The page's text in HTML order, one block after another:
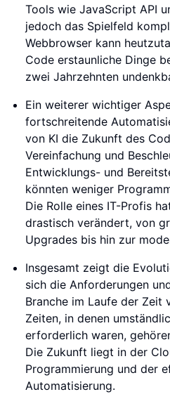
Tools wie JavaScript API
jedoch das Spielfeld
Webbrowser kann
Code erstaunliche Dinge
zwei Jahrzehnten
Ein weiterer wichtiger
fortschreitende
von KI die Zukunft des
Vereinfachung und
Entwicklungs- und
könnten weniger
Die Rolle eines IT-Profis
drastisch verändert, von
Upgrades bis hin zur
Insgesamt zeigt die
sich die Anforderungen
Branche im Laufe der Zeit
Zeiten, in denen
erforderlich waren,
Die Zukunft liegt in der
Programmierung und der
Automatisierung.